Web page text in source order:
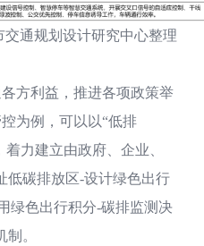
交通规划设计研究中心整理
方利益，推进各项政策举
为例，可以以“低排
力建立由政府、企业、
低碳排放区-设计绿色出行
绿色出行积分-碳排监测决
。